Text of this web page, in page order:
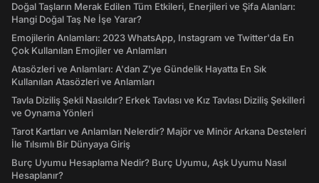
Doğal Taşların Merak Edilen Tüm Etkileri, Enerjileri ve Şifa Alanları:
Hangi Doğal Taş Ne İşe Yarar?
Emojilerin Anlamları: 2023 WhatsApp, Instagram ve Twitter'da En
Çok Kullanılan Emojiler ve Anlamları
Atasözleri ve Anlamları: A'dan Z'ye Gündelik Hayatta En Sık
Kullanılan Atasözleri ve Anlamları
Tavla Diziliş Şekli Nasıldır? Erkek Tavlası ve Kız Tavlası Diziliş Şekilleri
ve Oynama Yönleri
Tarot Kartları ve Anlamları Nelerdir? Majör ve Minör Arkana Desteleri
İle Tılsımlı Bir Dünyaya Giriş
Burç Uyumu Hesaplama Nedir? Burç Uyumu, Aşk Uyumu Nasıl
Hesaplanır?